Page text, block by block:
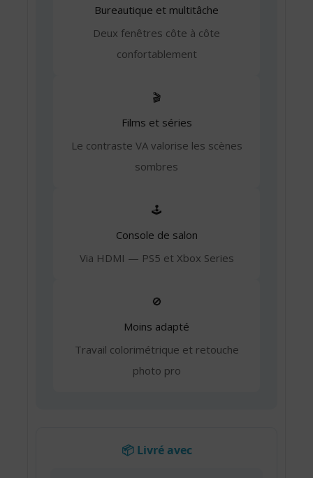
Bureautique et multitâche
Deux fenêtres côte à côte
confortablement
🎬
Films et séries
Le contraste VA valorise les scènes
sombres
🕹️
Console de salon
Via HDMI — PS5 et Xbox Series
🚫
Moins adapté
Travail colorimétrique et retouche
photo pro
📦 Livré avec